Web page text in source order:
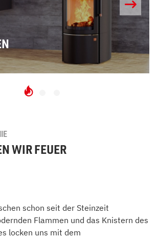
WIR FEUER
schon seit der Steinzeit
Flammen und das Knistern des
locken uns mit dem